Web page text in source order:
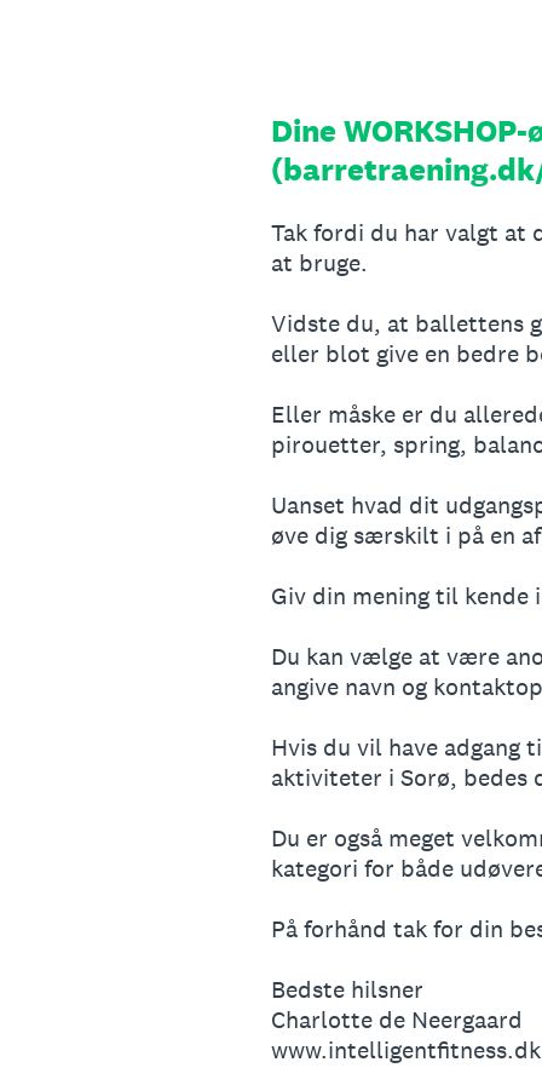
Dine
Tak fordi du har valgt at
at bruge.
Vidste du, at ballettens
eller blot give en bedre
Eller måske er du
pirouetter, spring,
Uanset hvad dit
øve dig særskilt i på en
Giv din mening til kende
Du kan vælge at være
angive navn og
Hvis du vil have
aktiviteter i Sorø,
Du er også meget
kategori for både
På forhånd tak for din
Bedste hilsner
Charlotte de Neergaard
www.intelligentfitness.dk